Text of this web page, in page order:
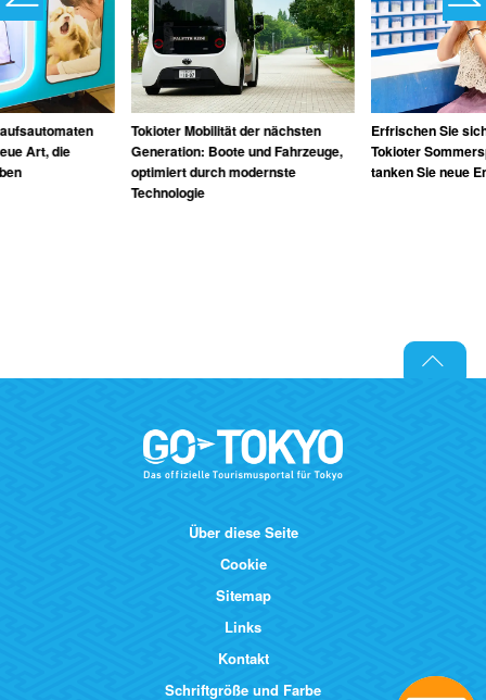
Art, die
Tokioter Mobilität der nächsten
Generation: Boote und Fahrzeuge,
optimiert durch modernste
Technologie
Erfrischen Sie
Tokioter
tanken Sie neue
Über diese Seite
Cookie
Sitemap
Links
Kontakt
Schriftgröße und Farbe